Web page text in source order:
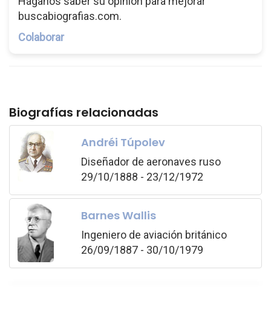
buscabiografias.com.
Colaborar
Biografías relacionadas
Andréi Túpolev
Diseñador de aeronaves ruso
29/10/1888 - 23/12/1972
Barnes Wallis
Ingeniero de aviación británico
26/09/1887 - 30/10/1979